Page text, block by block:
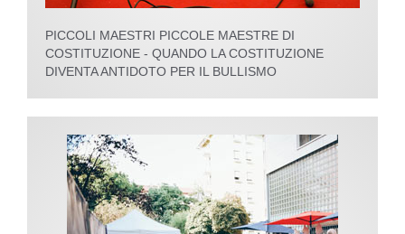
PICCOLI MAESTRI PICCOLE MAESTRE DI
COSTITUZIONE - QUANDO LA COSTITUZIONE
DIVENTA ANTIDOTO PER IL BULLISMO